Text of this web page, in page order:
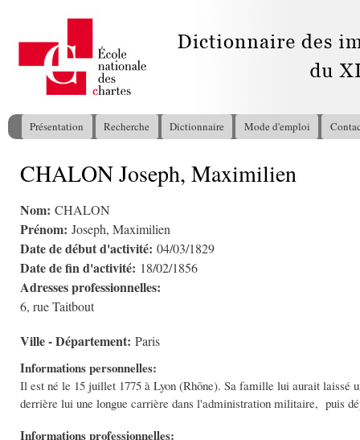
Menu principal
Présentation Recherche Dictionnaire Mode d'emploi
Vous êtes ici
CHALON Joseph, Maximilien
Nom: CHALON
Prénom: Joseph, Maximilien
Date de début d'activité: 04/03/1829
Date de fin d'activité: 18/02/1856
Adresses professionnelles:
6, rue Taitbout
Ville - Département: Paris
Informations personnelles:
Il est né le 15 juillet 1775 à Lyon (Rhône). Sa famille lui aurait laissé
derrière lui une longue carrière dans l'administration militaire, puis
Informations professionnelles: